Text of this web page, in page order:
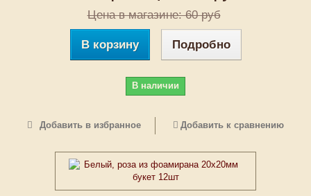
Цена в магазине: 60 руб
В корзину Подробно
В наличии
Добавить в избранное Добавить к сравнению